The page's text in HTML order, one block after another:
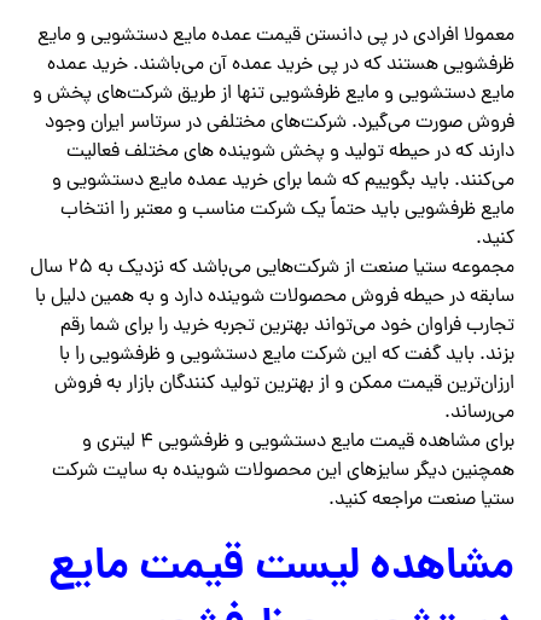
معمولا افرادی در پی دانستن قیمت عمده مایع دستشویی و مایع
ظرفشویی هستند که در پی خرید عمده آن می‌باشند. خرید عمده
مایع دستشویی و مایع ظرفشویی تنها از طریق شرکت‌های پخش و
فروش صورت می‌گیرد. شرکت‌های مختلفی در سرتاسر ایران وجود
دارند که در حیطه تولید و پخش شوینده های مختلف فعالیت
می‌کنند. باید بگوییم که شما برای خرید عمده مایع دستشویی و
مایع ظرفشویی باید حتماً یک شرکت مناسب و معتبر را انتخاب
کنید.
مجموعه ستیا صنعت از شرکت‌هایی می‌باشد که نزدیک به ۲۵ سال
سابقه در حیطه فروش محصولات شوینده دارد و به همین دلیل با
تجارب فراوان خود می‌تواند بهترین تجربه خرید را برای شما رقم
بزند. باید گفت که این شرکت مایع دستشویی و ظرفشویی را با
ارزان‌ترین قیمت ممکن و از بهترین تولید کنندگان بازار به فروش
می‌رساند.
برای مشاهده قیمت مایع دستشویی و ظرفشویی ۴ لیتری و
همچنین دیگر سایزهای این محصولات شوینده به سایت شرکت
ستیا صنعت مراجعه کنید.
مشاهده لیست قیمت مایع